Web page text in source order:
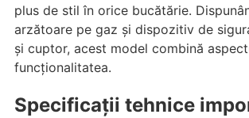
plus de stil în orice bucătărie.
arzătoare pe gaz și dispozitiv de
și cuptor, acest model combină
funcționalitatea.
Specificații tehnice